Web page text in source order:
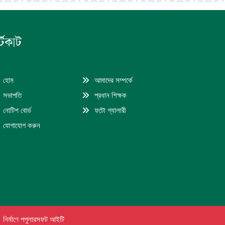
হোম
আমাদের সম্পর্কে
সভাপতি
প্রধান শিক্ষক
নোটিশ বোর্ড
ফটো গ্যালারী
যোগাযোগ করুন
নির্মাণে পপুলারসফট আইটি